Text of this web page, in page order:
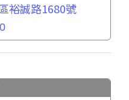
裕誠路1680號